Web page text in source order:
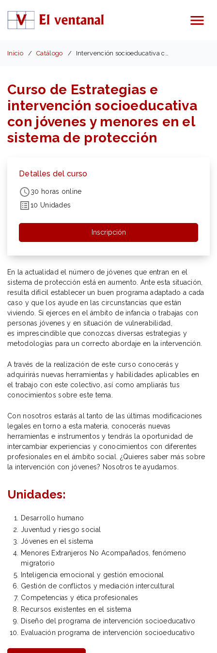
Menú
Inicio Catálogo Intervención socioeducativa con menores y jóvenes
Curso de Estrategias e
intervención socioeducativa
con jóvenes y menores en el
sistema de protección
Detalles del curso
30 horas online
10 Unidades
Inscripción
En la actualidad el número de jóvenes que entran en el
sistema de protección está en aumento. Ante esta situación,
resulta difícil establecer un buen programa adaptado a cada
caso y que los ayude en las circunstancias que están
viviendo. Si ejerces en el ámbito de infancia o trabajas con
personas jóvenes y en situación de vulnerabilidad,
es imprescindible que conozcas diversas estrategias y
metodologías para un correcto abordaje en la intervención.
A través de la realización de este curso conocerás y
adquirirás nuevas herramientas y habilidades aplicables en
el trabajo con este colectivo, así como ampliarás tus
conocimientos sobre este tema.
Con nosotros estarás al tanto de las últimas modificaciones
legales en torno a esta materia, conocerás nuevas
herramientas e instrumentos y tendrás la oportunidad de
intercambiar experiencias y conocimientos con diferentes
profesionales en el ámbito social. ¿Quieres saber más sobre
la intervención con jóvenes? Nosotros te ayudamos.
Unidades:
Desarrollo humano
Juventud y riesgo social
Jóvenes en el sistema
Menores Extranjeros No Acompañados, fenómeno
migratorio
Inteligencia emocional y gestión emocional
Gestión de conflictos y mediación intercultural
Competencias y ética profesionales
Recursos existentes en el sistema
Diseño del programa de intervención socioeducativo
Evaluación programa de intervención socioeducativo